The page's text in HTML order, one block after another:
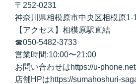
〒252-0231
神奈川県相模原市中央区相模原1-
【アクセス】相模原駅直結
☎050-5482-3733
営業時間:10:00〜21:00
お問い合わせはhttps://u-
店舗HPはhttps://sumahoshuri-